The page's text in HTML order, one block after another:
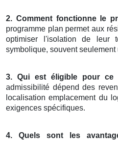
2. Comment fonctionne le
programme plan permet aux
optimiser l'isolation de
symbolique, souvent seulement
3. Qui est éligible pour ce
admissibilité dépend des
localisation emplacement du
exigences spécifiques.
4. Quels sont les